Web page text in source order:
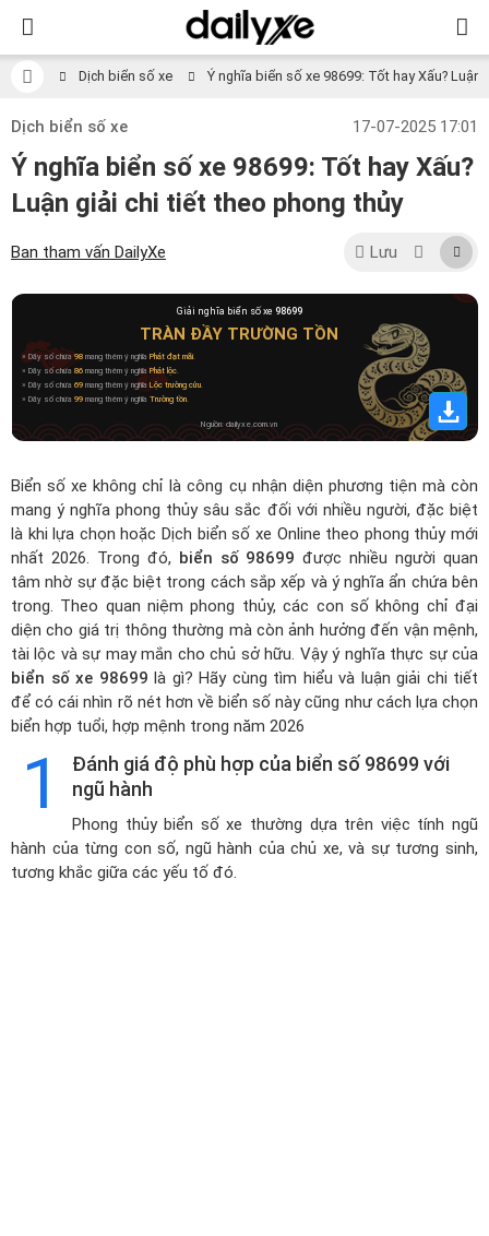
Dịch biển số xe Ý nghĩa biển số xe 98699: Tốt hay Xấu?
Dịch biển số xe 17-07-2025 17:01
Ý nghĩa biển số xe 98699: Tốt hay Xấu?
Luận giải chi tiết theo phong thủy
Ban tham vấn DailyXe Lưu
Giải nghĩa biển số xe 98699
TRÀN ĐẦY TRƯỜNG TỒN
» Dãy số chứa98 mang thêm ý nghĩa Phát đạt mãi.
» Dãy số chứa 86 mang thêm ý nghĩaPhát lộc.
» Dãy số chứa 69 mang thêm ý nghĩaLộc trường cửu.
» Dãy số chứa 99 mang thêm ý nghĩa Trường tồn.
Nguồn: dailyxe.com.vn
Biển số xe không chỉ là công cụ nhận diện phương tiện mà còn
mang ý nghĩa phong thủy sâu sắc đối với nhiều người, đặc biệt
là khi lựa chọn hoặcDịch biển số xe Online theo phong thủy mới
nhất 2026. Trong đó, biển số 98699 được nhiều người quan
tâm nhờ sự đặc biệt trong cách sắp xếp và ý nghĩa ẩn chứa bên
trong. Theo quan niệm phong thủy, các con số không chỉ đại
diện cho giá trị thông thường mà còn ảnh hưởng đến vận mệnh,
tài lộc và sự may mắn cho chủ sở hữu. Vậy ý nghĩa thực sự của
biển số xe 98699 là gì? Hãy cùng tìm hiểu và luận giải chi tiết
để có cái nhìn rõ nét hơn về biển số này cũng như cách lựa chọn
biển hợp tuổi, hợp mệnh trong năm 2026
1
Đánh giá độ phù hợp của biển số 98699 với
ngũ hành
Phong thủy biển số xe thường dựa trên việc tính ngũ
hành của từng con số, ngũ hành của chủ xe, và sự tương sinh,
tương khắc giữa các yếu tố đó.